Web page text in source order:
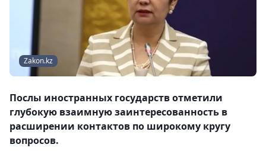
Zakon.kz
Послы иностранных государств отметили
глубокую взаимную заинтересованность в
расширении контактов по широкому кругу
вопросов.